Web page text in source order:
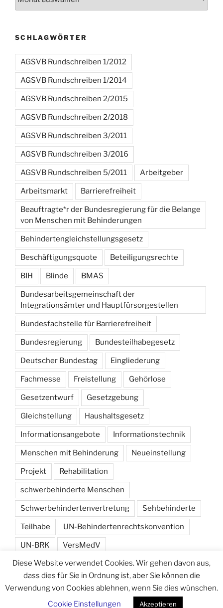
SCHLAGWÖRTER
AGSVB Rundschreiben 1/2012
AGSVB Rundschreiben 1/2014
AGSVB Rundschreiben 2/2015
AGSVB Rundschreiben 2/2018
AGSVB Rundschreiben 3/2011
AGSVB Rundschreiben 3/2016
AGSVB Rundschreiben 5/2011 Arbeitgeber
Arbeitsmarkt Barrierefreiheit
Beauftragte*r der Bundesregierung für die Belange
von Menschen mit Behinderungen
Behindertengleichstellungsgesetz
Beschäftigungsquote Beteiligungsrechte
BIH Blinde BMAS
Bundesarbeitsgemeinschaft der
Integrationsämter und Hauptfürsorgestellen
Bundesfachstelle für Barrierefreiheit
Bundesregierung Bundesteilhabegesetz
Deutscher Bundestag Eingliederung
Fachmesse Freistellung Gehörlose
Gesetzentwurf Gesetzgebung
Gleichstellung Haushaltsgesetz
Informationsangebote Informationstechnik
Menschen mit Behinderung Neueinstellung
Projekt Rehabilitation
schwerbehinderte Menschen
Schwerbehindertenvertretung Sehbehinderte
Teilhabe UN-Behindertenrechtskonvention
UN-BRK VersMedV
Versorgungsmedizin-Verordnung Wahlen
Diese Website verwendet Cookies. Wir gehen davon aus,
dass dies für Sie in Ordnung ist, aber Sie können die
Verwendung von Cookies ablehnen, wenn Sie dies wünschen.
Cookie Einstellungen
Akzeptieren